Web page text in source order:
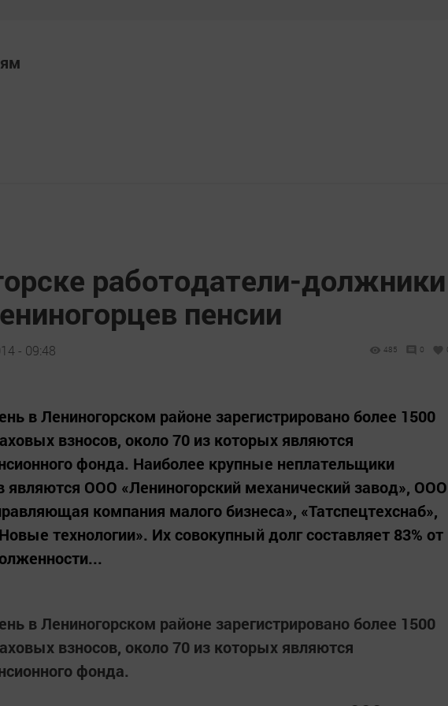
работодатели-должники
пенсии
- 09:48 485 0
в Лениногорском районе зарегистрировано более 1500
взносов, около 70 из которых являются
фонда. Наиболее крупные неплательщики
являются ООО «Лениногорский механический завод», ООО
компания малого бизнеса», «Татспецтехснаб»,
технологии». Их совокупный долг составляет 83% от
в Лениногорском районе зарегистрировано более 1500
взносов, около 70 из которых являются
фонда.